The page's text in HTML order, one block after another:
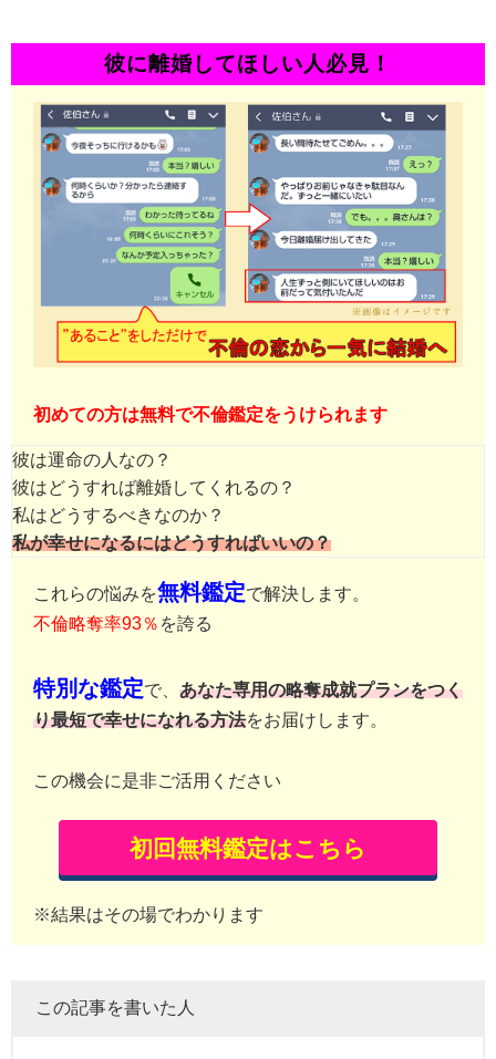
彼に離婚してほしい人必見！
初めての方は無料で不倫鑑定をうけられます
彼は運命の人なの？
彼はどうすれば離婚してくれるの？
私はどうするべきなのか？
私が幸せになるにはどうすればいいの？
これらの悩みを無料鑑定で解決します。
不倫略奪率93％ を誇る
特別な鑑定で、 あなた専用の略奪成就プランをつく
り最短で幸せになれる方法をお届けします。
この機会に是非ご活用ください
初回無料鑑定はこちら
※結果はその場でわかります
この記事を書いた人